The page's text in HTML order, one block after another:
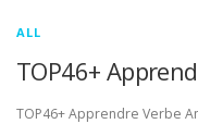
ALL
TOP46+
TOP46+ Apprendre Verbe